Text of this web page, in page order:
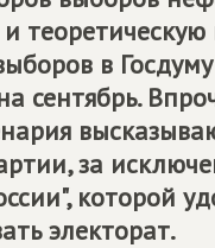
в
сентябрь.
за
которой
электорат.